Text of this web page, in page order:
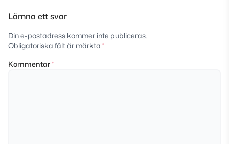
Lämna ett svar
Din e-postadress kommer inte publiceras.
Obligatoriska fält är märkta *
Kommentar*